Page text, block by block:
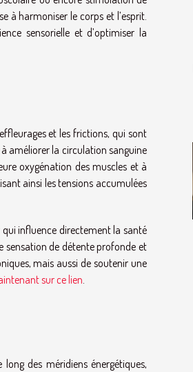
à harmoniser le corps et l’esprit.
sensorielle et d’optimiser la
et les frictions, qui sont
améliorer la circulation sanguine
oxygénation des muscles et à
ainsi les tensions accumulées
influence directement la santé
sensation de détente profonde et
mais aussi de soutenir une
sur ce lien.
des méridiens énergétiques,